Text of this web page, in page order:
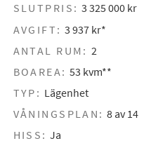
SLUTPRIS: 3 325 000 kr
AVGIFT: 3 937 kr*
ANTAL RUM: 2
BOAREA: 53 kvm**
TYP: Lägenhet
VÅNINGSPLAN: 8 av 14
HISS: Ja